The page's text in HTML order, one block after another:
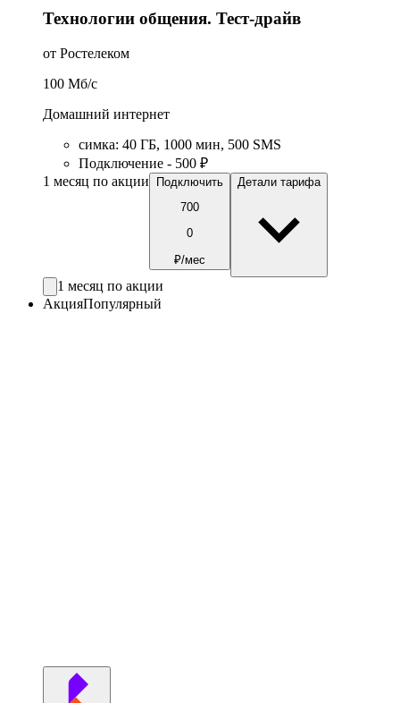
Технологии общения. Тест-драйв
от Ростелеком
100 Мб/c
Домашний интернет
симка: 40 ГБ, 1000 мин, 500 SMS
Подключение - 500 ₽
1 месяц по акции
Подключить
700
0
₽/мес
Детали тарифа
1 месяц по акции
АкцияПопулярный